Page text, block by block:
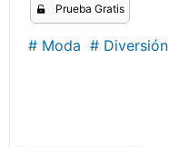
Prueba Gratis
# Moda # Diversión